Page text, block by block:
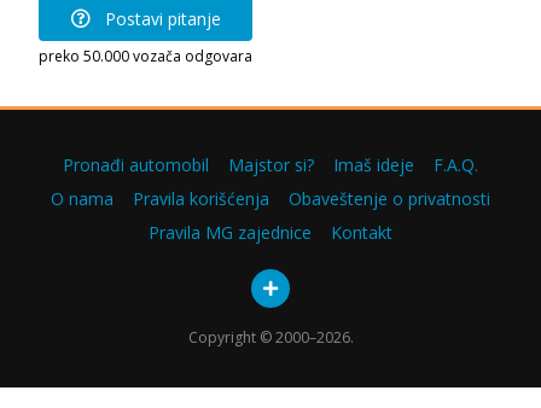
Postavi pitanje
preko 50.000 vozača odgovara
Pronađi automobil Majstor si? Imaš ideje
F.A.Q.
O nama
Pravila korišćenja
Obaveštenje o privatnosti
Pravila MG zajednice
Kontakt
Copyright © 2000–2026.